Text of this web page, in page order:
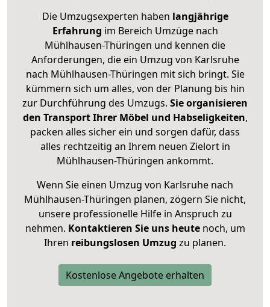
Die Umzugsexperten haben langjährige
Erfahrung im Bereich Umzüge nach
Mühlhausen-Thüringen und kennen die
Anforderungen, die ein Umzug von Karlsruhe
nach Mühlhausen-Thüringen mit sich bringt. Sie
kümmern sich um alles, von der Planung bis hin
zur Durchführung des Umzugs. Sie organisieren
den Transport Ihrer Möbel und Habseligkeiten,
packen alles sicher ein und sorgen dafür, dass
alles rechtzeitig an Ihrem neuen Zielort in
Mühlhausen-Thüringen ankommt.
Wenn Sie einen Umzug von Karlsruhe nach
Mühlhausen-Thüringen planen, zögern Sie nicht,
unsere professionelle Hilfe in Anspruch zu
nehmen. Kontaktieren Sie uns heutenoch, um
Ihren reibungslosen Umzug zu planen.
Kostenlose Angebote erhalten